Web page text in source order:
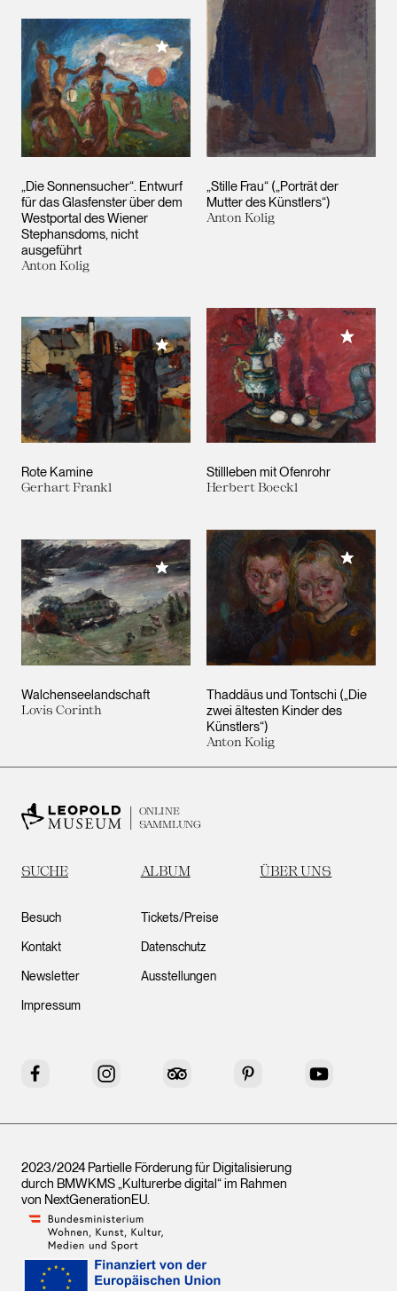
„Die Sonnensucher“. Entwurf
für das Glasfenster über dem
Westportal des Wiener
Stephansdoms, nicht
ausgeführt
Anton Kolig
Meiner Sammlung hinzufügen
„Stille Frau“ („Porträt der
Mutter des Künstlers“)
Anton Kolig
Rote Kamine
Gerhart Frankl
Meiner Sammlung hinzufügen
Stillleben mit Ofenrohr
Herbert Boeckl
Meiner
Walchenseelandschaft
Lovis Corinth
Meiner Sammlung hinzufügen
Thaddäus und Tontschi („Die
zwei ältesten Kinder des
Künstlers“)
Anton Kolig
Meiner
ONLINE
SAMMLUNG
SUCHE ALBUM ÜBER UNS
Besuch
Kontakt
Newsletter
Impressum
Tickets/Preise
Datenschutz
Ausstellungen
Facebook Instagram Tripadvisor Pinterest YouTube
2023/2024 Partielle Förderung für Digitalisierung
durch BMWKMS „Kulturerbe digital“ im Rahmen
von NextGenerationEU.